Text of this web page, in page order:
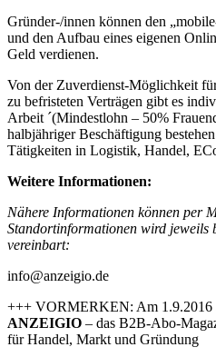
Gründer-/innen können den
und den Aufbau eines eigenen
Geld verdienen.
Von der Zuverdienst-Möglichkeit
zu befristeten Verträgen gibt es
Arbeit ´(Mindestlohn – 50%
halbjähriger Beschäftigung
Tätigkeiten in Logistik, Handel,
Weitere Informationen:
Nähere Informationen können per
Standortinformationen wird jeweils
vereinbart:
info@anzeigio.de
+++ VORMERKEN: Am 1.9.2016
ANZEIGIO – das B2B-Abo-
für Handel, Markt und Gründung